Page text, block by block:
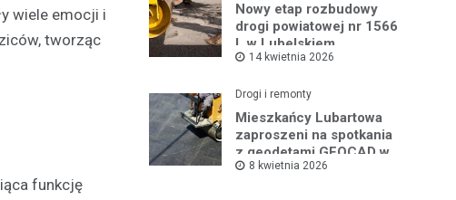
wiele emocji i
tworząc
funkcję
Nowy etap rozbudowy
drogi powiatowej nr 1566
L w Lubelskiem
14 kwietnia 2026
Drogi i remonty
Mieszkańcy Lubartowa
zaproszeni na spotkania
z geodetami GEOCAD w
sprawie budowy S19
8 kwietnia 2026